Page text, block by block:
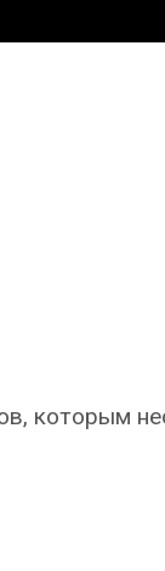
которым